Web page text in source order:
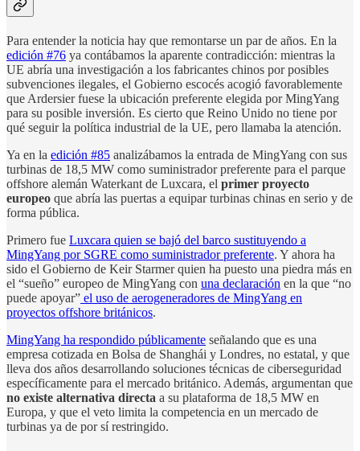
Para entender la noticia hay que remontarse un par de años. En la
edición #76 ya contábamos la aparente contradicción: mientras la
UE abría una investigación a los fabricantes chinos por posibles
subvenciones ilegales, el Gobierno escocés acogió favorablemente
que Ardersier fuese la ubicación preferente elegida por MingYang
para su posible inversión. Es cierto que Reino Unido no tiene por
qué seguir la política industrial de la UE, pero llamaba la atención.
Ya en la edición #85 analizábamos la entrada de MingYang con sus
turbinas de 18,5 MW como suministrador preferente para el parque
offshore alemán Waterkant de Luxcara, el primer proyecto
europeo que abría las puertas a equipar turbinas chinas en serio y de
forma pública.
Primero fue Luxcara quien se bajó del barco sustituyendo a
MingYang por SGRE como suministrador preferente. Y ahora ha
sido el Gobierno de Keir Starmer quien ha puesto una piedra más en
el “sueño” europeo de MingYang con una declaración en la que “no
puede apoyar” el uso de aerogeneradores de MingYang en
proyectos offshore británicos.
MingYang ha respondido públicamente señalando que es una
empresa cotizada en Bolsa de Shanghái y Londres, no estatal, y que
lleva dos años desarrollando soluciones técnicas de ciberseguridad
específicamente para el mercado británico. Además, argumentan que
no existe alternativa directa a su plataforma de 18,5 MW en
Europa, y que el veto limita la competencia en un mercado de
turbinas ya de por sí restringido.